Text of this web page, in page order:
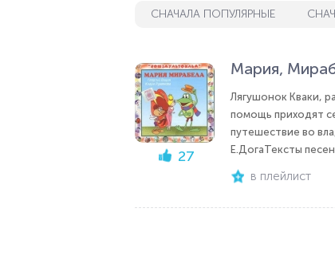
СНАЧАЛА ПОПУЛЯРНЫЕ
27
Мария,
Лягушонок Кваки,
помощь приходят
путешествие во
Е.ДогаТексты
в плейлист